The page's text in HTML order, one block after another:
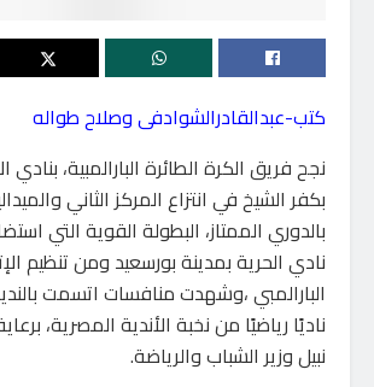
كتب-عبدالقادرالشوادفى وصلاح طواله
نجح فريق الكرة الطائرة البارالمبية، بنادي
بكفر الشيخ في انتزاع المركز الثاني
بالدوري الممتاز، البطولة القوية التي
نادي الحرية بمدينة بورسعيد ومن تنظيم
ناديًا رياضيًا من نخبة الأندية المصرية،
نبيل وزير الشباب والرياضة.